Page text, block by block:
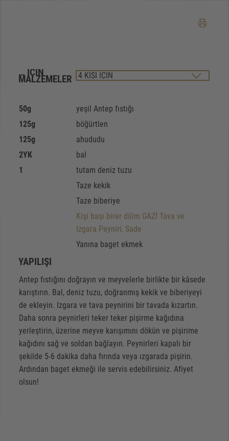
… IÇIN
MALZEMELER
50g
yeşil Antep fıstığı
125g
böğürtlen
125g
ahududu
2YK
bal
1
tutam deniz tuzu
Taze kekik
Taze biberiye
Kişi başı birer dilim GAZİ Tava ve
Izgara Peyniri, Sade
Yanına baget ekmek
YAPILIŞI
Antep fıstığını doğrayın ve meyvelerle birlikte bir kâsede
karıştırın. Bal, deniz tuzu, doğranmış kekik ve biberiyeyi
de ekleyin. Izgara ve tava peynirini bir tavada kızartın.
Daha sonra peynirleri teker teker pişirme kağıdına
yerleştirin, üzerine meyve karışımını dökün ve pişirime
kağıdını sağ ve soldan bağlayın. Peynirleri kapalı bir
şekilde 5-6 dakika daha fırında veya ızgarada pişirin.
Ardından baget ekmeği ile servis edebilirsiniz. Afiyet
olsun!